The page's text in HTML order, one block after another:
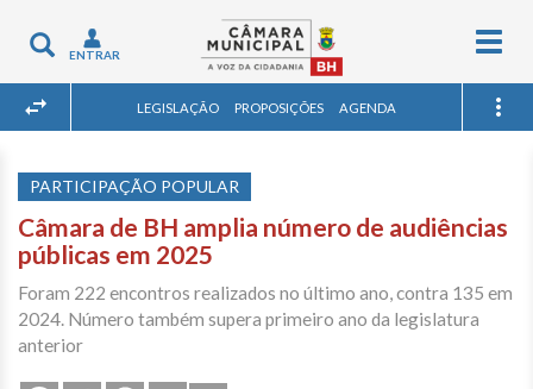
Toggle
navigation
ENTRAR
LEGISLAÇÃO PROPOSIÇÕES AGENDA
PARTICIPAÇÃO POPULAR
Câmara de BH amplia número de audiências
públicas em 2025
Foram 222 encontros realizados no último ano, contra 135 em
2024. Número também supera primeiro ano da legislatura
anterior